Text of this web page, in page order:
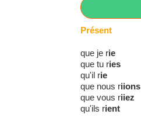
Présent
que je rie
que tu ries
qu'il rie
que nous riions
que vous riiez
qu'ils rient